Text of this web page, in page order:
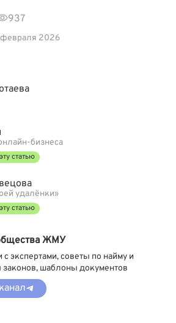
937
февраля 2026
бизнеса
статью
удалёнки»
статью
ЖМУ
экспертами, советы по найму и
шаблоны документов